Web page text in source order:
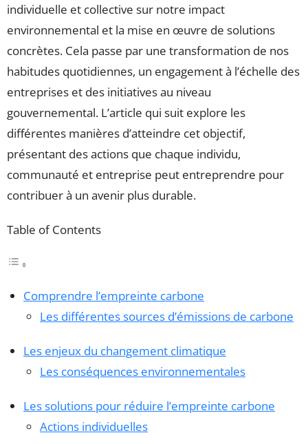
individuelle et collective sur notre impact
environnemental et la mise en œuvre de solutions
concrètes. Cela passe par une transformation de nos
habitudes quotidiennes, un engagement à l’échelle des
entreprises et des initiatives au niveau
gouvernemental. L’article qui suit explore les
différentes manières d’atteindre cet objectif,
présentant des actions que chaque individu,
communauté et entreprise peut entreprendre pour
contribuer à un avenir plus durable.
Table of Contents
Comprendre l’empreinte carbone
Les différentes sources d’émissions de carbone
Les enjeux du changement climatique
Les conséquences environnementales
Les solutions pour réduire l’empreinte carbone
Actions individuelles